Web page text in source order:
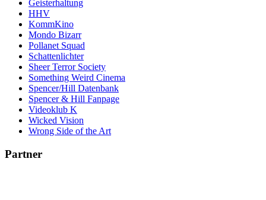
Geisterhaltung
HHV
KommKino
Mondo Bizarr
Pollanet Squad
Schattenlichter
Sheer Terror Society
Something Weird Cinema
Spencer/Hill Datenbank
Spencer & Hill Fanpage
Videoklub K
Wicked Vision
Wrong Side of the Art
Partner